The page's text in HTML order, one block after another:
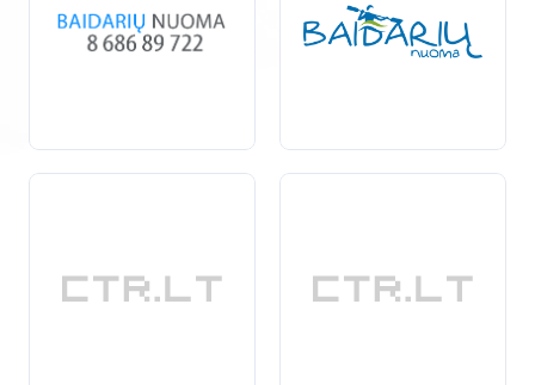
mėgėjams.
saugumo įrangos nuoma, maršrutų planavimas ir
konsultacijos.Profesionalūs
nuomos paslaugų teikėjai
Baidarių nuoma yra puikus pasirinkimas
tiems, kurie